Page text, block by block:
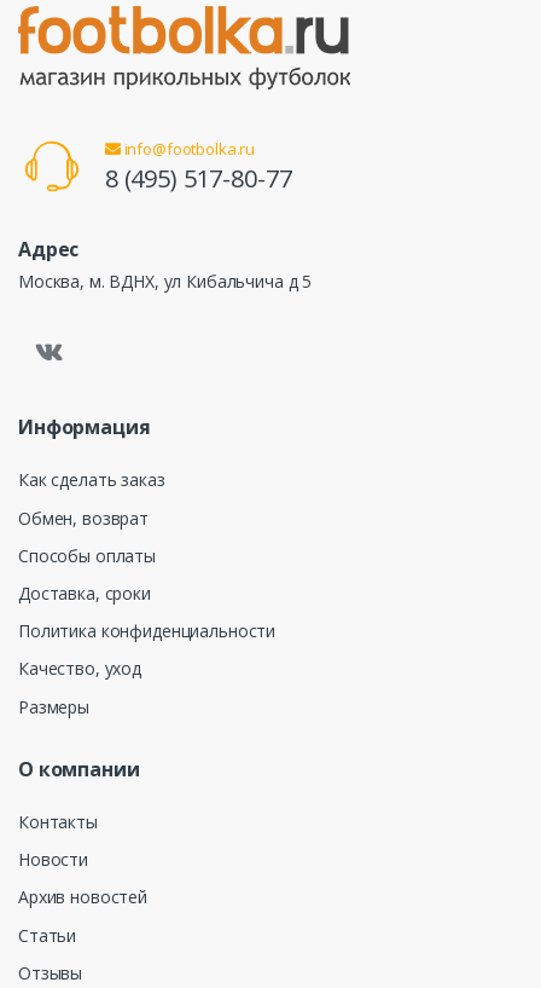
info@footbolka.ru
8 (495) 517-80-77
Адрес
Москва, м. ВДНХ, ул Кибальчича д 5
Информация
Как сделать заказ
Обмен, возврат
Способы оплаты
Доставка, сроки
Политика конфиденциальности
Качество, уход
Размеры
О компании
Контакты
Новости
Архив новостей
Статьи
Отзывы